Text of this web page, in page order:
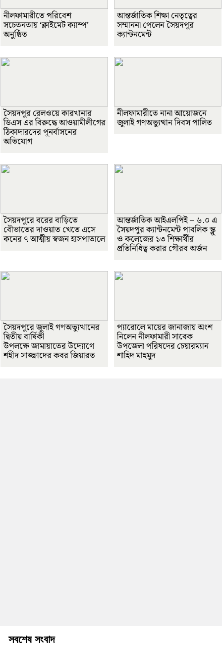
নীলফামারীতে পরিবেশ
সচেতনতায় ‘ক্লাইমেট ক্যাম্প’
অনুষ্ঠিত
আন্তর্জাতিক শিক্ষা নেতৃত্বের
সম্মাননা পেলেন সৈয়দপুর
ক্যান্টনমেন্ট
সৈয়দপুর রেলওয়ে কারখানার
ডিএস এর বিরুদ্ধে আওয়ামীলীগের
ঠিকাদারদের পূনর্বাসনের
অভিযোগ
নীলফামারীতে নানা আয়োজনে
জুলাই গণঅভ্যুত্থান দিবস পালিত
সৈয়দপুরে বরের বাড়িতে
বৌভাতের দাওয়াত খেতে এসে
কনের ৭ আত্মীয় স্বজন হাসপাতালে
আন্তর্জাতিক আইএলপিই – ৬.০ এ
সৈয়দপুর ক্যান্টনমেন্ট পাবলিক স্ক্লু
ও কলেজের ১৩ শিক্ষার্থীর
প্রতিনিধিত্ব করার গৌরব অর্জন
সৈয়দপুরে জুলাই গণঅভ্যুত্থানের
দ্বিতীয় বার্ষিকী
উপলক্ষে জামায়াতের উদ্যোগে
শহীদ সাজ্জাদের কবর জিয়ারত
প্যারোলে মায়ের জানাজায় অংশ
নিলেন নীলফামারী সাবেক
উপজেলা পরিষদের চেয়ারম্যান
শাহিদ মাহমুদ
সবশেষ সংবাদ